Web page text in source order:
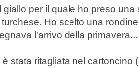
giallo per il quale ho preso
Ho scelto una
l'arrivo della
è stata ritagliata nel cartoncino